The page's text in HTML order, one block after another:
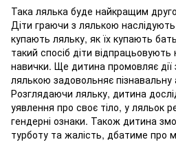
Така лялька буде найкращим
Діти граючи з лялькою
купають ляльку, як їх купають
такий спосіб діти відпрацьовують
навички. Ще дитина промовляє дії
лялькою задовольняє пізнавальну
Розглядаючи ляльку, дитина
уявлення про своє тіло, у ляльок
гендерні ознаки. Також дитина
турботу та жалість, дбатиме про